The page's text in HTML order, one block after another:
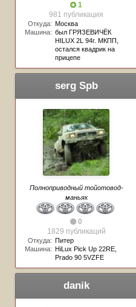
1
981 публикация
Откуда: Москва
Машина: был ГРЯЗEВИЧЁК
HILUX 2L 94г. МКПП,
остался квадрик на
прицепе
serg Spb
Полноприводный тойотовод-
маньяк
0
1829 публикаций
Откуда: Питер
Машина: HiLux Pick Up 22RE,
Prado 90 5VZFE
danik